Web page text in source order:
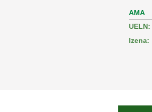
AMA
UELN:
Izena: